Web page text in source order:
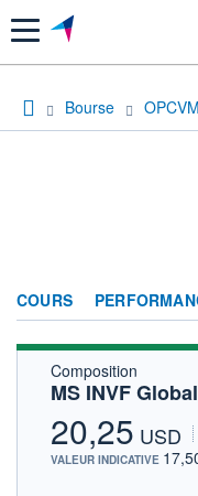
Menu
Bourse OPCVM
COURS
Composition
MS INVF
20,25 USD
VALEUR INDICATIVE